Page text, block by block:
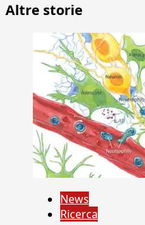
Altre storie
News
Ricerca